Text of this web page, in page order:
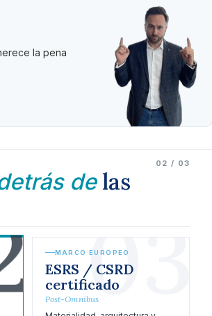
la pena
delas
02 / 03
03
MARCO EUROPEO
ESRS / CSRD
certificado
Post-Omnibus